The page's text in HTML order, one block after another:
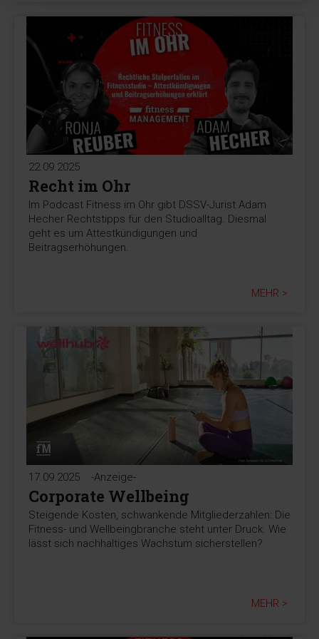
22.09.2025
Recht im Ohr
Im Podcast Fitness im Ohr gibt DSSV-Jurist Adam
Hecher Rechtstipps für den Studioalltag. Diesmal
geht es um Attestkündigungen und
Beitragserhöhungen.
MEHR >
17.09.2025 -Anzeige-
Corporate Wellbeing
Steigende Kosten, schwankende Mitgliederzahlen: Die
Fitness- und Wellbeingbranche steht unter Druck. Wie
lässt sich nachhaltiges Wachstum sicherstellen?
MEHR >